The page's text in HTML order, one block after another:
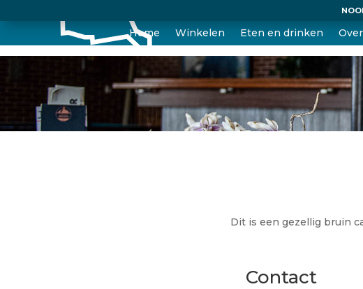
Home Winkelen Eten en drinken
Dit is een gezellig bruin
Contact